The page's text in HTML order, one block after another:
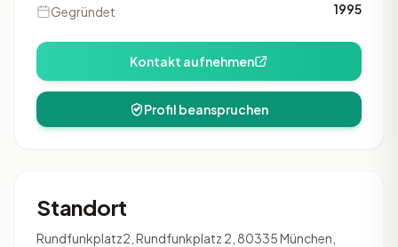
Gegründet 1995
Kontakt aufnehmen
Profil beanspruchen
Standort
Rundfunkplatz2, Rundfunkplatz 2, 80335 München,